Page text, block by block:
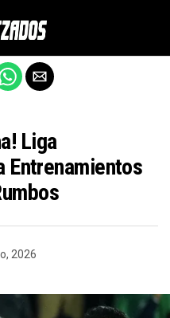
Liga
Entrenamientos
2026
móvil